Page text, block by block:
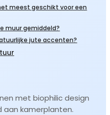
meest geschikt voor een
muur gemiddeld?
jute accenten?
met biophilic design
aan kamerplanten.